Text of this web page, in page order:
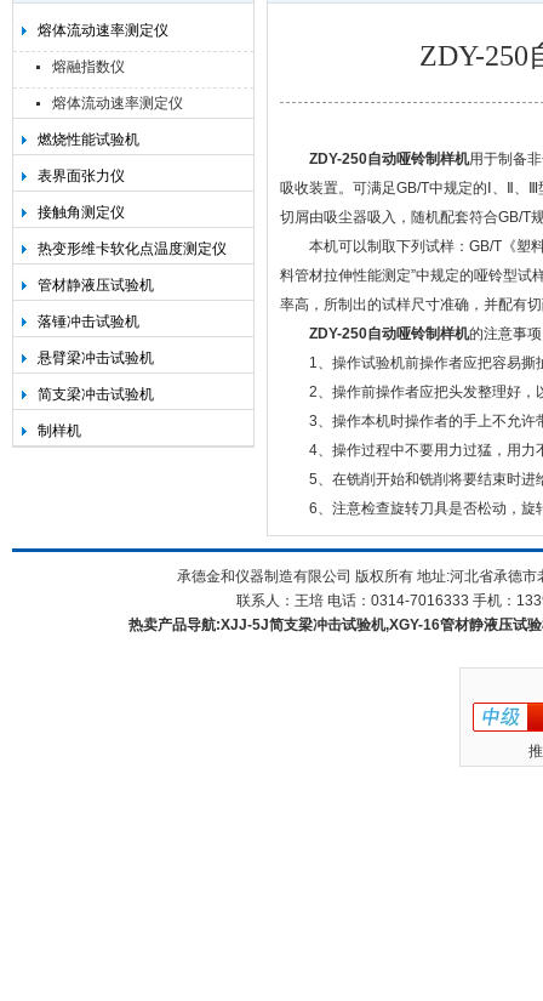
熔体流动速率测定仪
熔融指数仪
熔体流动速率测定仪
燃烧性能试验机
表界面张力仪
接触角测定仪
热变形维卡软化点温度测定仪
管材静液压试验机
落锤冲击试验机
悬臂梁冲击试验机
简支梁冲击试验机
制样机
ZDY-
ZDY-250自动哑铃制样机用于制备
吸收装置。可满足GB/T中规定的Ⅰ、Ⅱ、
切屑由吸尘器吸入，随机配套符合GB/T
本机可以制取下列试样：GB/T《塑料
料管材拉伸性能测定”中规定的哑铃型试
率高，所制出的试样尺寸准确，并配有
ZDY-250自动哑铃制样机的注意事
1、操作试验机前操作者应把容易撕
2、操作前操作者应把头发整理好，
3、操作本机时操作者的手上不允许
4、操作过程中不要用力过猛，用力
5、在铣削开始和铣削将要结束时进
6、注意检查旋转刀具是否松动，旋
承德金和仪器制造有限公司 版权所有 地址:河北省承德市
联系人：王培 电话：0314-7016333 手机：
热卖产品导航:XJJ-5J简支梁冲击试验机,XGY-16管材静液压试